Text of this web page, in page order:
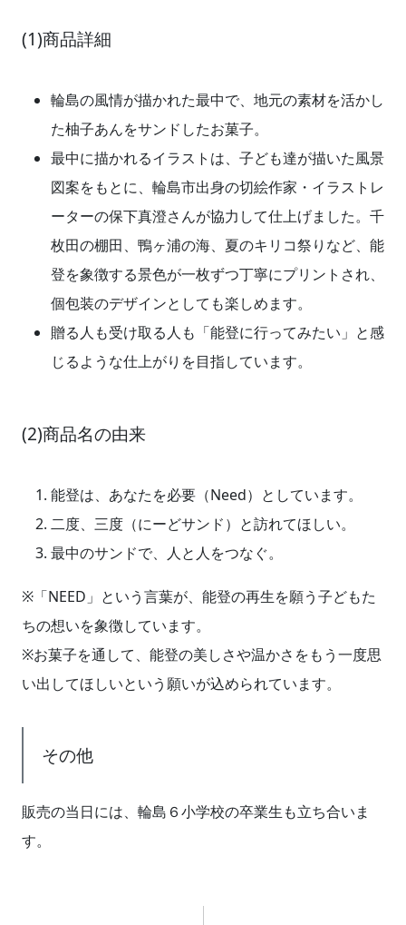
(1)商品詳細
輪島の風情が描かれた最中で、地元の素材を活かし
た柚子あんをサンドしたお菓子。
最中に描かれるイラストは、子ども達が描いた風景
図案をもとに、輪島市出身の切絵作家・イラストレ
ーターの保下真澄さんが協力して仕上げました。千
枚田の棚田、鴨ヶ浦の海、夏のキリコ祭りなど、能
登を象徴する景色が一枚ずつ丁寧にプリントされ、
個包装のデザインとしても楽しめます。
贈る人も受け取る人も「能登に行ってみたい」と感
じるような仕上がりを目指しています。
(2)商品名の由来
能登は、あなたを必要（Need）としています。
二度、三度（にーどサンド）と訪れてほしい。
最中のサンドで、人と人をつなぐ。
※「NEED」という言葉が、能登の再生を願う子どもた
ちの想いを象徴しています。
※お菓子を通して、能登の美しさや温かさをもう一度思
い出してほしいという願いが込められています。
その他
販売の当日には、輪島６小学校の卒業生も立ち合いま
す。